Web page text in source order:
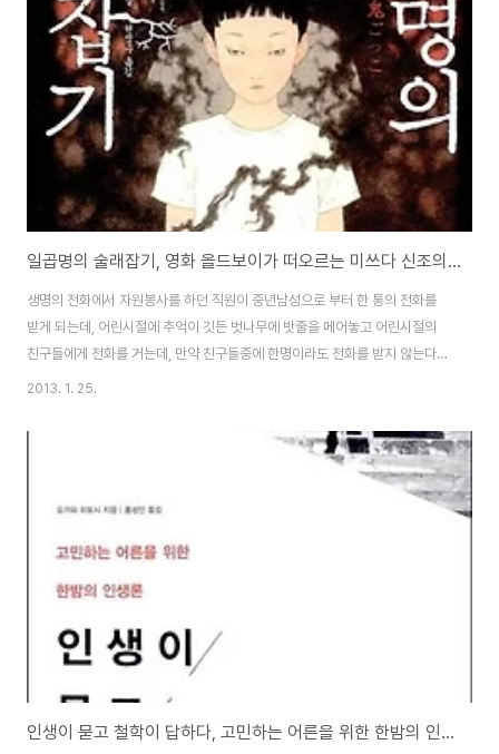
주론과 마키아벨리를 어떻게 받아들여야 할지를 이야기하는 책인데, 기존의 군
주론을 보면서 느꼈던 생각과는 전혀 다른 느낌으로 마키아베리가다가오게 만
들어 주는 책입니다. 사람들은 마키아벨리하면 군주론..
일곱명의 술래잡기, 영화 올드보이가 떠오르는 미쓰다 신조의 미스터리 장편 소설
생명의 전화에서 자원봉사를 하던 직원이 중년남성으로 부터 한 통의 전화를
받게 되는데, 어린시절에 추억이 깃든 벗나무에 밧줄을 메어놓고 어린시절의
친구들에게 전화를 거는데, 만약 친구들중에 한명이라도 전화를 받지 않는다면
자신은 목을 매고 자살을 하겠다고... 사람들을 불러서 현장에 출동을 하는데,
년 남자가 전화를 건 어린시절의 소꿉친구중 한명인 호러 미스터리 작가가 친
구의 기묘한 증발에 의문을 느끼게되면서 홀로 사건을 조사하기 시작합니다.
하지만 이 전화는 단순한 장난전화나 한 사람의 자살이 아닌, 어린시절에 함께
놀던 친구들을 죽음으로 몰아가는 연쇄살인 사건의 시작에 불과한데... 위와 같
은 줄거리를 가지고 전개되는 추리..
2013. 1. 25.
인생이 묻고 철학이 답하다, 고민하는 어른을 위한 한밤의 인생론에 대한 도서 서평 리뷰